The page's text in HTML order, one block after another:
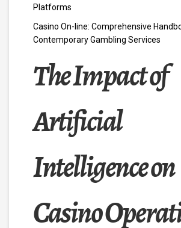
Platforms
Casino On-line: Comprehensive
Contemporary Gambling Services
The Impact of
Artificial
Intelligence on
Casino